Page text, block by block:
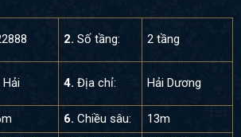
2. Số tầng: 2 tầng
Hải 4. Địa chỉ: Hải Dương
6. Chiều sâu: 13m